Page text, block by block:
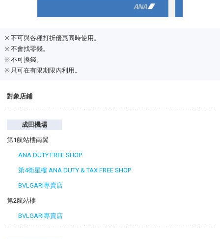
不可與各種打折優惠同時使用。
不會找零錢。
不可換錢。
只可在有限期限內利用。
對象店鋪
成田機場
第1航站樓南翼
ANA DUTY FREE SHOP
第4衛星樓 ANA DUTY & TAX FREE SHOP
BVLGARI專賣店
第2航站樓
BVLGARI專賣店